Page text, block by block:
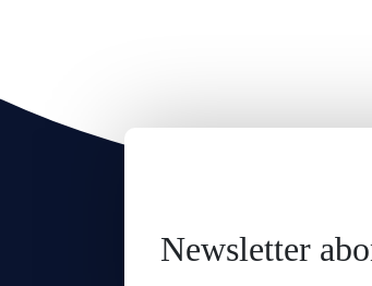
Newsletter